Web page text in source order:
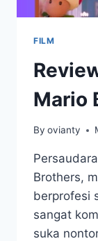
FILM
Mario
By ovianty
Brothers,
berprofesi
sangat
suka